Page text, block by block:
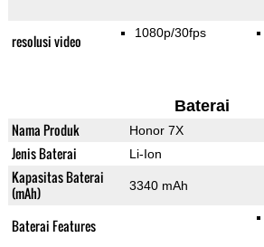
resolusi video 1080p/30fps
Baterai
Nama Produk Honor 7X
Jenis Baterai Li-Ion
Kapasitas Baterai
(mAh)
3340 mAh
Baterai Features